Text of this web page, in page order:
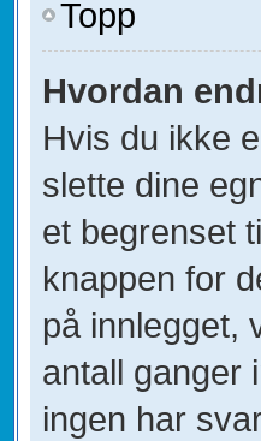
Topp
Hvordan
Hvis du ikke
slette dine
et begrenset
knappen for
på innlegget,
antall ganger
ingen har